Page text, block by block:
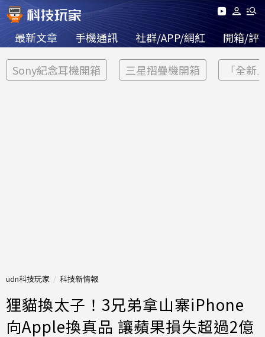
最新文章 手機通訊 社群/APP/網紅 開箱/評
Sony紀念耳機開箱 三星摺疊機開箱 「全新
udn科技玩家 科技新情報
狸貓換太子！3兄弟拿山寨iPhone
向Apple換真品 讓蘋果損失超過2億